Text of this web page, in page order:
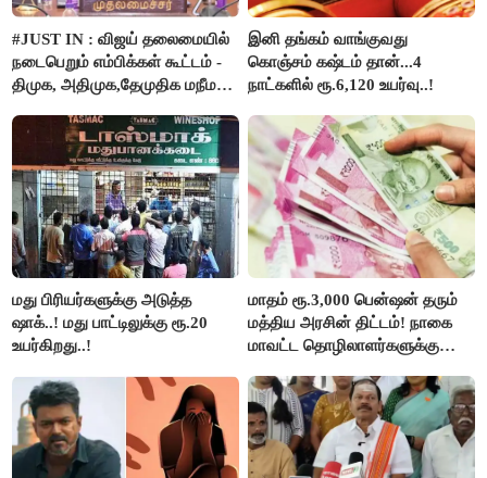
#JUST IN : விஜய் தலைமையில்
நடைபெறும் எம்பிக்கள் கூட்டம் -
திமுக, அதிமுக,தேமுதிக மநீம
இனி தங்கம் வாங்குவது
கொஞ்சம் கஷ்டம் தான்...4
நாட்களில் ரூ.6,120 உயர்வு..!
மது பிரியர்களுக்கு அடுத்த
ஷாக்..! மது பாட்டிலுக்கு ரூ.20
உயர்கிறது..!
மாதம் ரூ.3,000 பென்ஷன் தரும்
மத்திய அரசின் திட்டம்! நாகை
மாவட்ட தொழிலாளர்களுக்கு
செய்தி!